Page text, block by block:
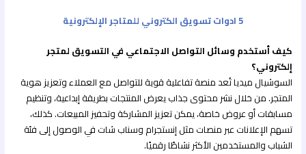
5 ادوات تسويق الكتروني للمتاجر الإلكترونية
كيف أستخدم وسائل التواصل الاجتماعي في التسويق لمتجر
إلكتروني؟
السوشيال ميديا تُعد منصة تفاعلية قوية للتواصل مع العملاء وتعزيز هوية
المتجر. من خلال نشر محتوى جذاب يعرض المنتجات بطريقة إبداعية، وتنظيم
مسابقات أو عروض خاصة، يمكن تعزيز المشاركة وتحفيز المبيعات. كذلك،
تسهم الإعلانات عبر منصات مثل إنستجرام وسناب شات في الوصول إلى فئة
الشباب والمستخدمين الأكثر نشاطًا رقميًا.